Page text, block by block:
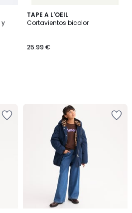
y
TAPE A L'OEIL
Cortavientos bicolor
25.99 €